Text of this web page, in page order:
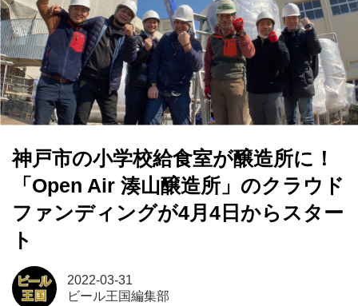
神戸市の小学校給食室が醸造所に！
「Open Air 湊山醸造所」のクラウド
ファンディングが4月4日からスター
ト
2022-03-31
ビール王国編集部